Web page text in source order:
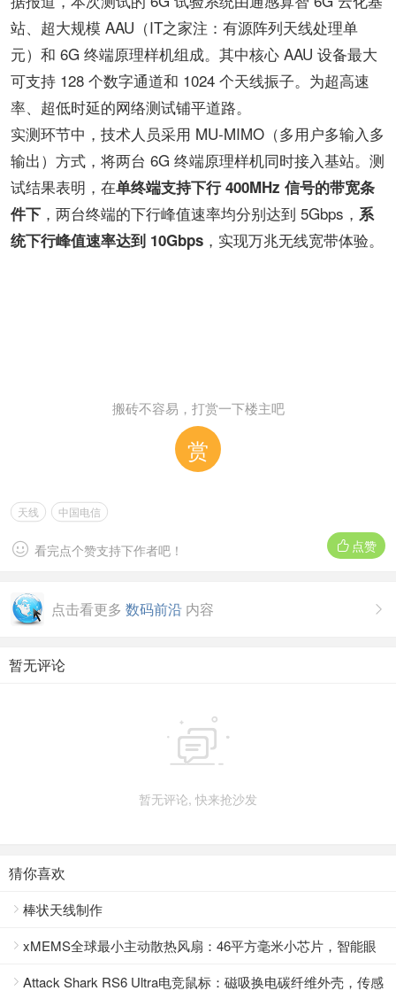
站、超大规模 AAU（IT之家注：有源阵列天线处理单
元）和 6G 终端原理样机组成。其中核心 AAU 设备最大
可支持 128 个数字通道和 1024 个天线振子。为超高速
率、超低时延的网络测试铺平道路。
实测环节中，技术人员采用 MU-MIMO（多用户多输入多
输出）方式，将两台 6G 终端原理样机同时接入基站。测
试结果表明，在单终端支持下行 400MHz 信号的带宽条
件下 ，两台终端的下行峰值速率均分别达到 5Gbps， 系
统下行峰值速率达到 10Gbps ，实现万兆无线宽带体验。
搬砖不容易，打赏一下楼主吧
赏
天线 中国电信
 点赞
 看完点个赞支持下作者吧！

点击看更多 数码前沿 内容
暂无评论

暂无评论, 快来抢沙发
猜你喜欢
 棒状天线制作
 xMEMS全球最小主动散热风扇：46平方毫米小芯片，智能眼
镜的散热救星
 Attack Shark RS6 Ultra电竞鼠标：磁吸换电碳纤维外壳，传感